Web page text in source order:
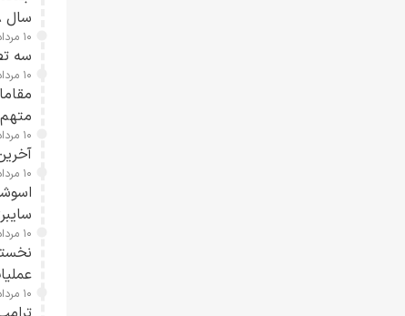
سال ۲۰۲۸ انجام می‌شود
۱۰ مرداد ۱۴۰۵ / ۱۹:۱۱
سه
۱۰ مرداد ۱۴۰۵ / ۱۸:۱۵
۱۰ مرداد ۱۴۰۵ / ۱۵:۲۴
آخرین
۱۰ مرداد ۱۴۰۵ / ۱۳:۰۸
۱۰ مرداد ۱۴۰۵ / ۱۲:۱۸
۱۰ مرداد ۱۴۰۵ / ۱۱:۵۹